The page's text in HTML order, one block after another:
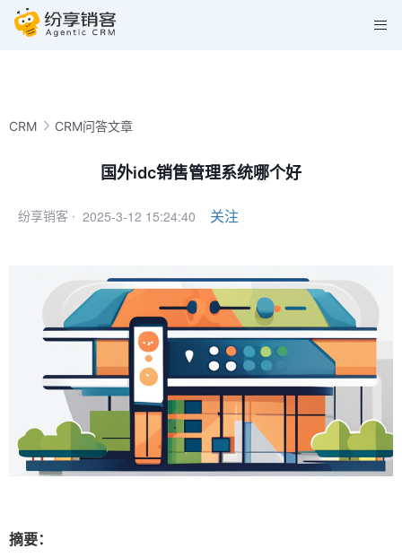
CRM CRM问答文章
国外idc销售管理系统哪个好
纷享销客 · 2025-3-12 15:24:40 关注
摘要：